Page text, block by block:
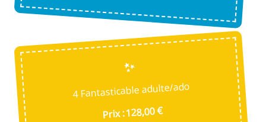
4 Fantasticable adulte/ado
Prix : 128,00 €